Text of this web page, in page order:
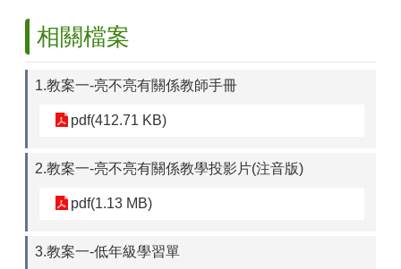
相關檔案
1.教案一-亮不亮有關係教師手冊
pdf(412.71 KB)
2.教案一-亮不亮有關係教學投影片(注音版)
pdf(1.13 MB)
3.教案一-低年級學習單